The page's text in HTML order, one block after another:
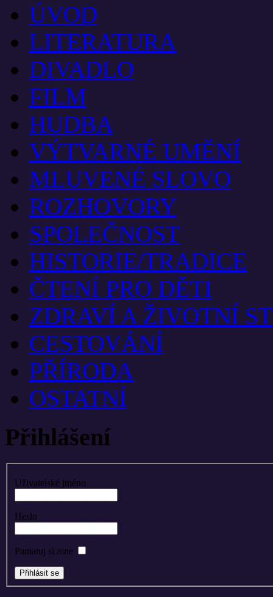
ÚVOD
LITERATURA
DIVADLO
FILM
HUDBA
VÝTVARNÉ UMĚNÍ
MLUVENÉ SLOVO
ROZHOVORY
SPOLEČNOST
HISTORIE/TRADICE
ČTENÍ PRO DĚTI
ZDRAVÍ A ŽIVOTNÍ
CESTOVÁNÍ
PŘÍRODA
OSTATNÍ
Přihlášení
Uživatelské jméno
Heslo
Pamatuj si mne